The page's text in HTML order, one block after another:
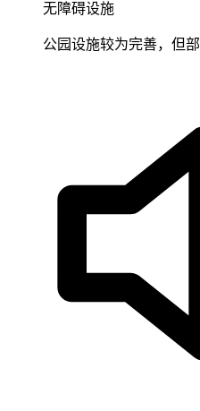
无障碍设施
公园设施较为完善，但